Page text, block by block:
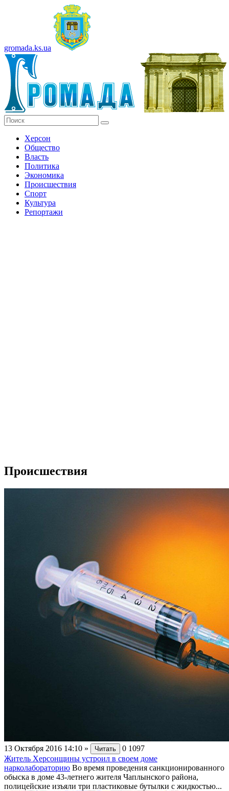
gromada.ks.ua
Херсон
Общество
Власть
Политика
Экономика
Происшествия
Спорт
Культура
Репортажи
Происшествия
13 Октября 2016 14:10 » Читать 0 1097
Житель Херсонщины устроил в своем доме
нарколабораторию Во время проведения санкционированного
обыска в доме 43-летнего жителя Чаплынского района,
полицейские изъяли три пластиковые бутылки с жидкостью...